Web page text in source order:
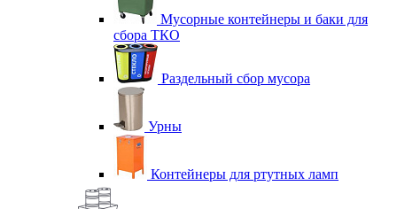
Мусорные контейнеры и баки для
сбора ТКО
Раздельный сбор мусора
Урны
Контейнеры для ртутных ламп